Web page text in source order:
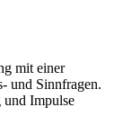
mit einer
und Sinnfragen.
und Impulse